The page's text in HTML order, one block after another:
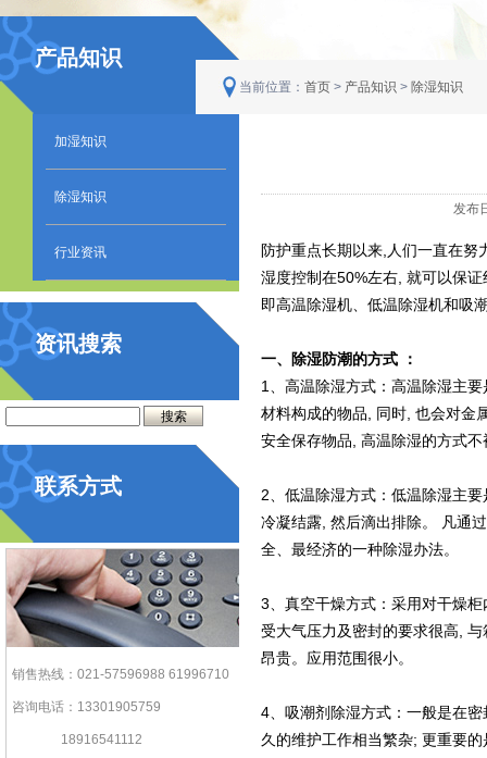
产品知识
加湿知识
除湿知识
行业资讯
资讯搜索
联系方式
销售热线：021-57596988 61996710
咨询电话：13301905759
18916541112
当前位置： 首页 > 产品知识 > 除湿知识
发布
防护重点长期以来,人们一直在
湿度控制在50%左右, 就可以保
即高温除湿机、低温除湿机和吸
一、除湿防潮的方式 ：
1、高温除湿方式：高温除湿主
材料构成的物品, 同时, 也会对金
安全保存物品, 高温除湿的方式不
2、低温除湿方式：低温除湿主
冷凝结露, 然后滴出排除。 凡通
全、最经济的一种除湿办法。
3、真空干燥方式：采用对干燥
受大气压力及密封的要求很高,
昂贵。应用范围很小。
4、吸潮剂除湿方式：一般是在
久的维护工作相当繁杂; 更重要